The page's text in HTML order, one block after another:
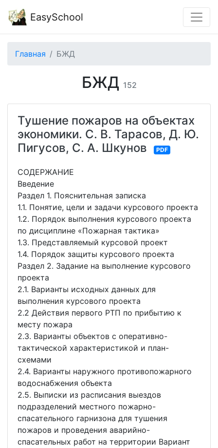
EasySchool
Главная БЖД
БЖД 152
Тушение пожаров на объектах
экономики. С. В. Тарасов, Д. Ю.
Пигусов, С. А. Шкунов
PDF
СОДЕРЖАНИЕ
Введение
Раздел 1. Пояснительная записка
1.1. Понятие, цели и задачи курсового проекта
1.2. Порядок выполнения курсового проекта
по дисциплине «Пожарная тактика»
1.3. Представляемый курсовой проект
1.4. Порядок защиты курсового проекта
Раздел 2. Задание на выполнение курсового
проекта
2.1. Варианты исходных данных для
выполнения курсового проекта
2.2 Действия первого РТП по прибытию к
месту пожара
2.3. Варианты объектов с оперативно-
тактической характеристикой и план-
схемами
2.4. Варианты наружного противопожарного
водоснабжения объекта
2.5. Выписки из расписания выездов
подразделений местного пожарно-
спасательного гарнизона для тушения
пожаров и проведения аварийно-
спасательных работ на территории Вариант